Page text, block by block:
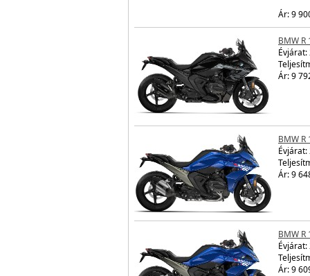
Ár: 9
BMW R
Évjárat:
Ár: 9
BMW R
Évjárat:
Ár: 9
BMW R
Évjárat:
Ár: 9